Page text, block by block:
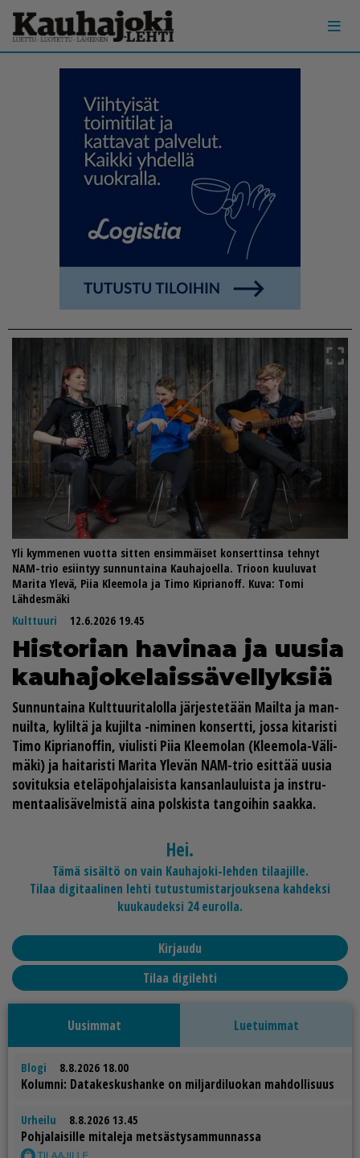
Yli kymmenen vuotta sitten ensimmäiset konserttinsa tehnyt
NAM-trio esiintyy sunnuntaina Kauhajoella. Trioon kuuluvat
Marita Ylevä, Piia Kleemola ja Timo Kiprianoff. Kuva: Tomi
Lähdesmäki
Kulttuuri
12.6.2026 19.45
His­to­ri­an ha­vi­naa ja uu­sia
kau­ha­jo­ke­lais­sä­vel­lyk­siä
Sun­nun­tai­na Kult­tuu­ri­ta­lol­la jär­jes­te­tään Mail­ta ja man­
nuil­ta, ky­lil­tä ja ku­jil­ta -ni­mi­nen kon­sert­ti, jos­sa ki­ta­ris­ti
Timo Kip­ri­a­nof­fin, viu­lis­ti Piia Klee­mo­lan (Klee­mo­la-Vä­li­
mä­ki) ja hai­ta­ris­ti Ma­ri­ta Yle­vän NAM-trio esit­tää uu­sia
so­vi­tuk­sia ete­lä­poh­ja­lai­sis­ta kan­san­lau­luis­ta ja inst­ru­
men­taa­li­sä­vel­mis­tä ai­na pols­kis­ta tan­goi­hin saak­ka.
Hei.
Tämä sisältö on vain Kauhajoki-lehden tilaajille.
Tilaa digitaalinen lehti tutustumistarjouksena kahdeksi
kuukaudeksi 24 eurolla.
Kirjaudu
Tilaa digilehti
Uusimmat Luetuimmat
Blogi 8.8.2026 18.00
Ko­lum­ni: Da­ta­kes­kus­han­ke on mil­jar­di­luo­kan mah­dol­li­suus
Urheilu 8.8.2026 13.45
Poh­ja­lai­sil­le mi­ta­le­ja met­säs­ty­sam­mun­nas­sa